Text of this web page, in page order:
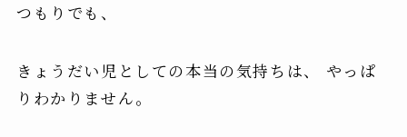
つもりでも、
きょうだい児としての本当の気持ちは、 やっぱ
りわかりません。